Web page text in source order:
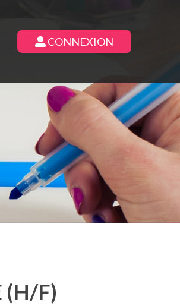
CONNEXION
(H/F)